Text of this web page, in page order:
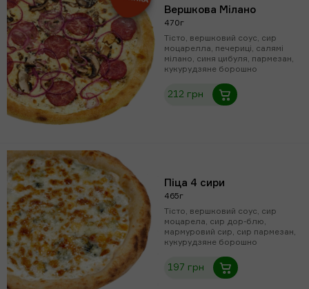
Вершкова Мілано
470г
Тісто, вершковий соус, сир
моцарелла, печериці, салямі
мілано, синя цибуля, пармезан,
кукурудзяне борошно
212 грн
Піца 4 сири
465г
Тісто, вершковий соус, сир
моцарела, сир дор-блю,
мармуровий сир, сир пармезан,
кукурудзяне борошно
197 грн